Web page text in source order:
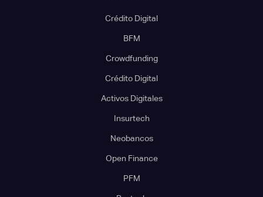
Crédito Digital
BFM
Crowdfunding
Crédito Digital
Activos Digitales
Insurtech
Neobancos
Open Finance
PFM